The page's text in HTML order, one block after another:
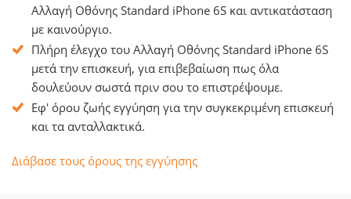
Αλλαγή Οθόνης Standard iPhone 6S και αντικατάσταση
με καινούργιο.
Πλήρη έλεγχο του Αλλαγή Οθόνης Standard iPhone 6S
μετά την επισκευή, για επιβεβαίωση πως όλα
δουλεύουν σωστά πριν σου το επιστρέψουμε.
Εφ' όρου ζωής εγγύηση για την συγκεκριμένη επισκευή
και τα ανταλλακτικά.
Διάβασε τους όρους της εγγύησης